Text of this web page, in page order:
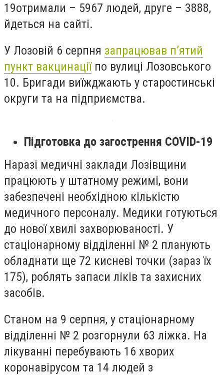
19отримали – 5967 людей, друге – 3888,
йдеться на сайті.
У Лозовій 6 серпня запрацював п’ятий
пункт вакцинаціїпо вулиці Лозовського
10. Бригади виїжджають у старостинські
округи та на підприємства.
Підготовка до загострення COVID-19
Наразі медичні заклади Лозівщини
працюють у штатному режимі, вони
забезпечені необхідною кількістю
медичного персоналу. Медики готуються
до нової хвилі захворюваності. У
стаціонарному відділенні № 2 планують
обладнати ще 72 кисневі точки (зараз їх
175), роблять запаси ліків та захисних
засобів.
Станом на 9 серпня, у стаціонарному
відділенні № 2 розгорнули 63 ліжка. На
лікуванні перебувають 16 хворих
коронавірусом та 14 людей з